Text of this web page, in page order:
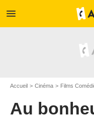
menu
Accueil Cinéma Films
Au